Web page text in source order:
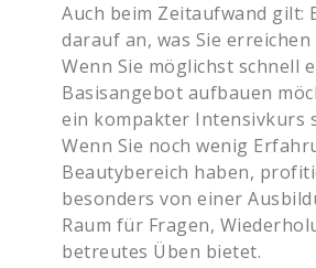
Auch beim Zeitaufwand gilt:
darauf an, was Sie erreichen
Wenn Sie möglichst schnell
Basisangebot aufbauen
ein kompakter Intensivkurs
Wenn Sie noch wenig
Beautybereich haben,
besonders von einer
Raum für Fragen,
betreutes Üben bietet.